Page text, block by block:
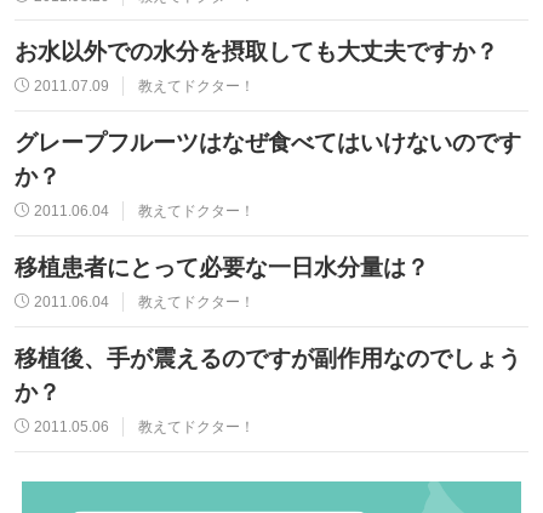
お水以外での水分を摂取しても大丈夫ですか？
2011.07.09 教えてドクター！
グレープフルーツはなぜ食べてはいけないのです
か？
2011.06.04 教えてドクター！
移植患者にとって必要な一日水分量は？
2011.06.04 教えてドクター！
移植後、手が震えるのですが副作用なのでしょう
か？
2011.05.06 教えてドクター！